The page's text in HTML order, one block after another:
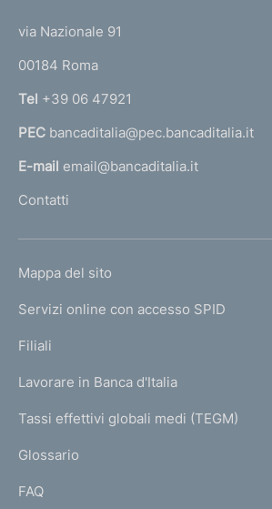
r
n
a
l
m
e
a
g
via Nazionale 91
00184 Roma
Tel +39 06 47921
PEC bancaditalia@pec.bancaditalia.it
E-mail email@bancaditalia.it
Contatti
L
N
K
T
I
I
Mappa del sito
Servizi online con accesso SPID
Filiali
Lavorare in Banca d'Italia
Tassi effettivi globali medi (TEGM)
Glossario
FAQ